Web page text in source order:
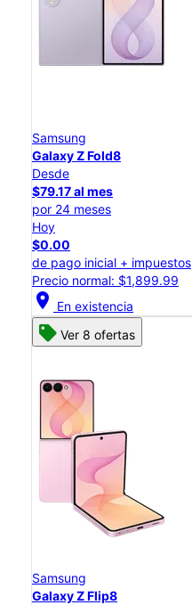
Samsung
Galaxy Z Fold8
Desde
$79.17 al mes
por 24 meses
Hoy
$0.00
de pago inicial + impuestos
Precio normal: $1,899.99
location_on En existencia
Ver 8 ofertas
Samsung
Galaxy Z Flip8